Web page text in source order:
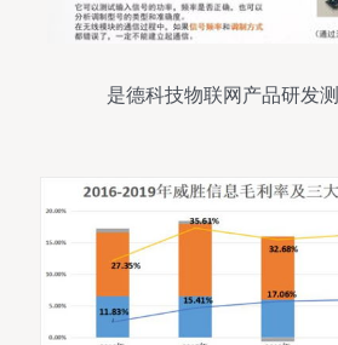
是德科技物联网产品研发